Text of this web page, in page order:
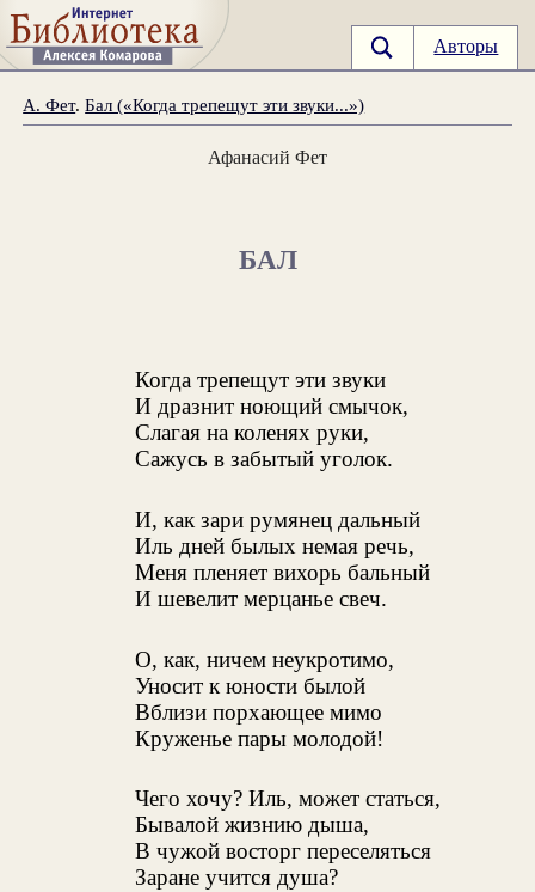
Авторы
А. Фет.Бал («Когда трепещут эти звуки...»)
Афанасий Фет
БАЛ
Когда трепещут эти звуки
И дразнит ноющий смычок,
Слагая на коленях руки,
Сажусь в забытый уголок.
И, как зари румянец дальный
Иль дней былых немая речь,
Меня пленяет вихорь бальный
И шевелит мерцанье свеч.
О, как, ничем неукротимо,
Уносит к юности былой
Вблизи порхающее мимо
Круженье пары молодой!
Чего хочу? Иль, может статься,
Бывалой жизнию дыша,
В чужой восторг переселяться
Заране учится душа?